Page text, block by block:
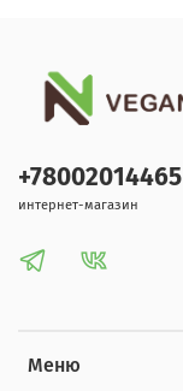
Меню
+78002014465
интернет-магазин